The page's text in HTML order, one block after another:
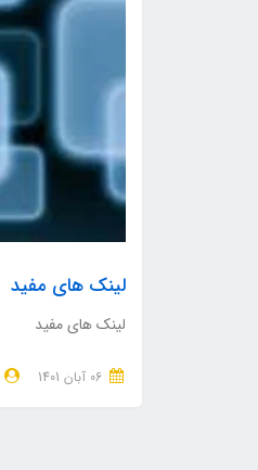
لینک های مفید
لینک های مفید